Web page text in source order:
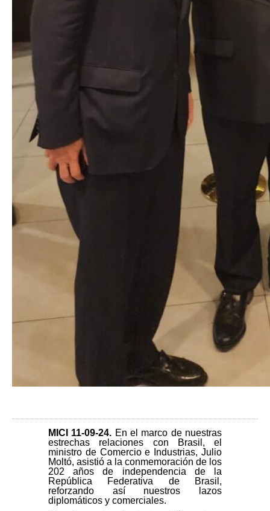
MICI 11-09-24. En el marco de nuestras
estrechas relaciones con Brasil, el
ministro de Comercio e Industrias, Julio
Moltó, asistió a la conmemoración de los
202 años de independencia de la
República Federativa de Brasil,
reforzando así nuestros lazos
diplomáticos y comerciales.